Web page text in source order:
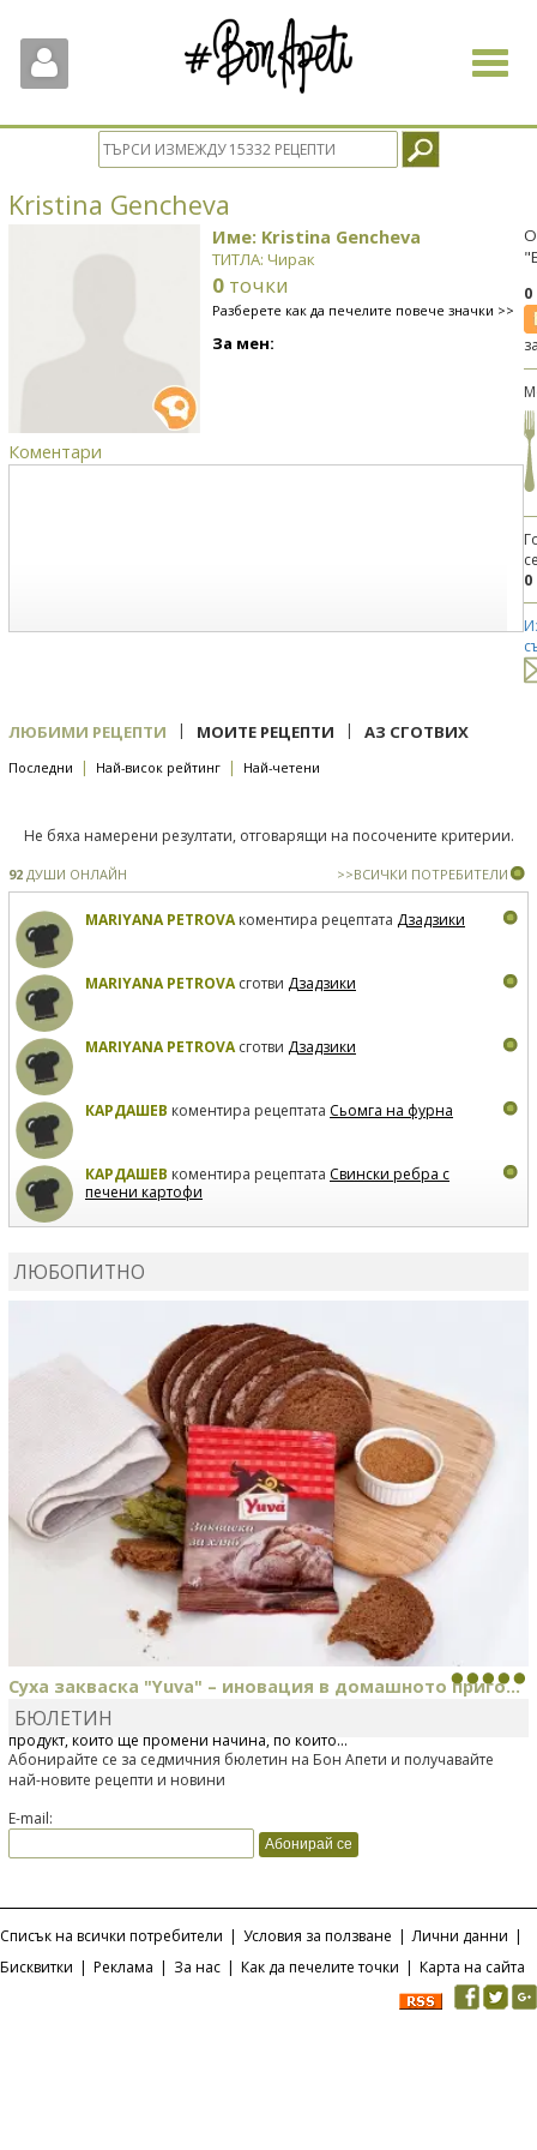
Toggle
Kristina Gencheva
Име: Kristina Gencheva
ТИТЛА: Чирак
0 точки
Разберете как да печелите повече значки >>
За мен:
Коментари
0
ЛЮБИМИ РЕЦЕПТИ | МОИТЕ РЕЦЕПТИ | АЗ СГОТВИХ
Последни | Най-висок рейтинг | Най-четени
Не бяха намерени резултати, отговарящи на посочените критерии.
92 ДУШИ ОНЛАЙН >>ВСИЧКИ ПОТРЕБИТЕЛИ
MARIYANA PETROVAкоментира рецептата Дзадзики
MARIYANA PETROVAсготви Дзадзики
MARIYANA PETROVAсготви Дзадзики
КАРДАШЕВ коментира рецептата Сьомга на фурна
КАРДАШЕВ коментира рецептата Свински ребра с
печени картофи
ЛЮБОПИТНО
Суха закваска "Yuva" – иновация в домашното приго...
Отскоро Лесафр България стартира предлагането на изцяло нов
продукт, който ще промени начина, по който...
БЮЛЕТИН
Абонирайте се за седмичния бюлетин на Бон Апети и получавайте
най-новите рецепти и новини
E-mail:
Списък на всички потребители | Условия за ползване | Лични данни |
Бисквитки | Реклама | За нас | Как да печелите точки | Карта на сайта